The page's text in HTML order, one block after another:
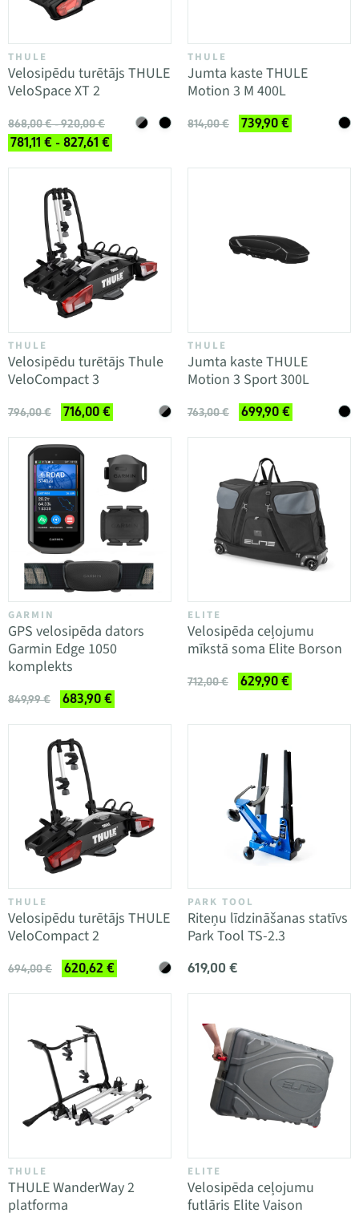
THULE
Velosipēdu turētājs THULE
VeloSpace XT 2
868,00 € - 920,00 €
781,11 € - 827,61 €
THULE
Jumta kaste THULE
Motion 3 M 400L
814,00 € 739,90 €
THULE
Velosipēdu turētājs Thule
VeloCompact 3
796,00 € 716,00 €
THULE
Jumta kaste THULE
Motion 3 Sport 300L
763,00 € 699,90 €
GARMIN
GPS velosipēda dators
Garmin Edge 1050
komplekts
849,99 € 683,90 €
ELITE
Velosipēda ceļojumu
mīkstā soma Elite Borson
712,00 € 629,90 €
THULE
Velosipēdu turētājs THULE
VeloCompact 2
694,00 € 620,62 €
PARK TOOL
Riteņu līdzināšanas statīvs
Park Tool TS-2.3
619,00 €
THULE
THULE WanderWay 2
platforma
ELITE
Velosipēda ceļojumu
futlāris Elite Vaison